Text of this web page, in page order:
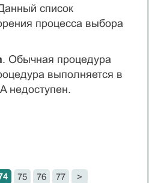
список
процесса выбора
. Обычная процедура
выполняется в
недоступен.
75 76 77 >